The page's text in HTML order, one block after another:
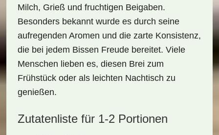
Milch, Grieß und fruchtigen Beigaben.
Besonders bekannt wurde es durch seine
aufregenden Aromen und die zarte Konsistenz,
die bei jedem Bissen Freude bereitet. Viele
Menschen lieben es, diesen Brei zum
Frühstück oder als leichten Nachtisch zu
genießen.
Zutatenliste für 1-2 Portionen